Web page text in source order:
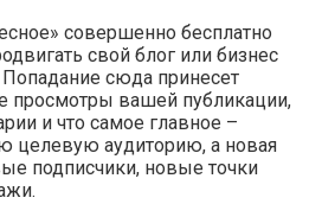
совершенно бесплатно
свой блог или бизнес
Попадание сюда принесет
просмотры вашей публикации,
и что самое главное –
целевую аудиторию, а новая
подписчики, новые точки